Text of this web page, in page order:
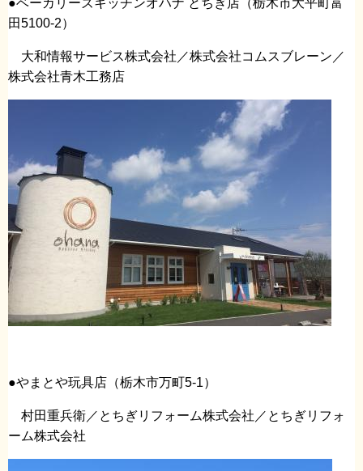
●ベーカリーズキッチンオハナ とちぎ店（栃木市大平町富
田5100-2）
大和情報サービス株式会社／株式会社コムスブレーン／
株式会社青木工務店
●やまとや玩具店（栃木市万町5-1）
村田重兵衛／とちぎリフォーム株式会社／とちぎリフォ
ーム株式会社